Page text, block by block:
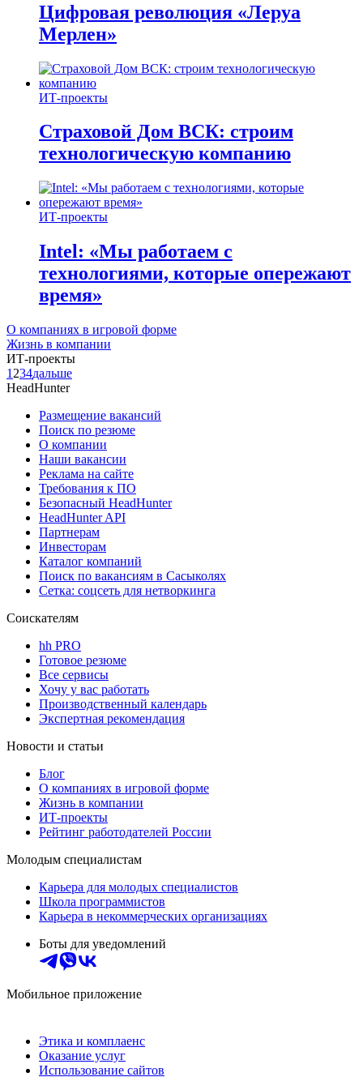
Цифровая революция «Леруа
Мерлен»
ИТ-проекты
Страховой Дом ВСК: строим
технологическую компанию
ИТ-проекты
Intel: «Мы работаем с
технологиями, которые опережают
время»
О компаниях в игровой форме
Жизнь в компании
ИТ-проекты
1 234дальше
HeadHunter
Размещение вакансий
Поиск по резюме
О компании
Наши вакансии
Реклама на сайте
Требования к ПО
Безопасный HeadHunter
HeadHunter API
Партнерам
Инвесторам
Каталог компаний
Поиск по вакансиям в Сасыколях
Сетка: соцсеть для нетворкинга
Соискателям
hh PRO
Готовое резюме
Все сервисы
Хочу у вас работать
Производственный календарь
Экспертная рекомендация
Новости и статьи
Блог
О компаниях в игровой форме
Жизнь в компании
ИТ-проекты
Рейтинг работодателей России
Молодым специалистам
Карьера для молодых специалистов
Школа программистов
Карьера в некоммерческих организациях
Боты для уведомлений
Мобильное приложение
Этика и комплаенс
Оказание услуг
Использование сайтов